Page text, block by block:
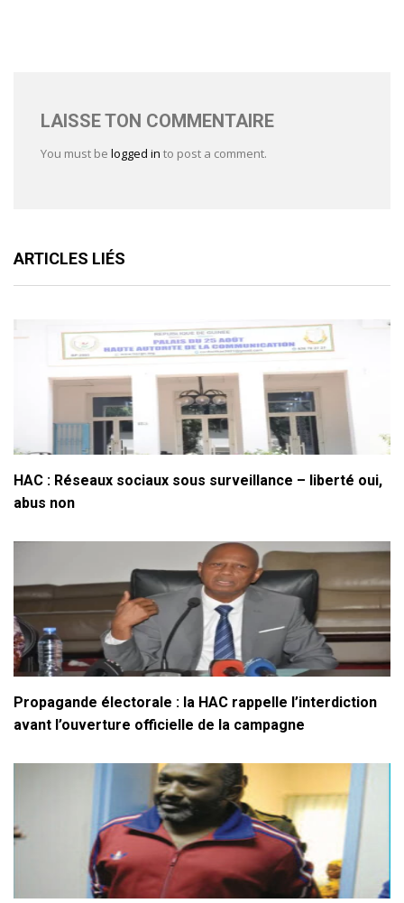
LAISSE TON COMMENTAIRE
You must be logged in to post a comment.
ARTICLES LIÉS
HAC : Réseaux sociaux sous surveillance – liberté oui,
abus non
Propagande électorale : la HAC rappelle l’interdiction
avant l’ouverture officielle de la campagne